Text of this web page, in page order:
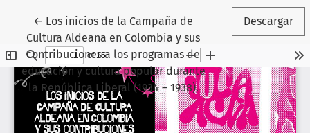
← Volver a los detalles del artículo
Los inicios de la Campaña de
Cultura Aldeana en Colombia y sus
contribuciones a los programas de
educación y cultura popular durante
la República Liberal (1934 – 1938).
Descargar